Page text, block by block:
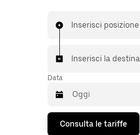
Inserisci posizione
Inserisci la
Data
Utilizza
Consulta le tariffe